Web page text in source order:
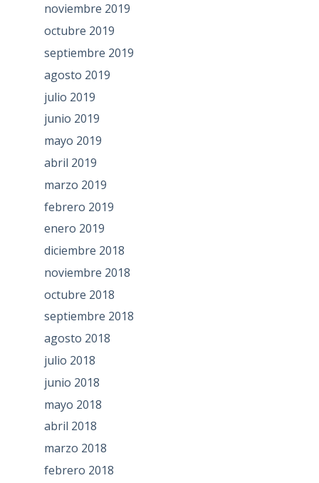
noviembre 2019
octubre 2019
septiembre 2019
agosto 2019
julio 2019
junio 2019
mayo 2019
abril 2019
marzo 2019
febrero 2019
enero 2019
diciembre 2018
noviembre 2018
octubre 2018
septiembre 2018
agosto 2018
julio 2018
junio 2018
mayo 2018
abril 2018
marzo 2018
febrero 2018